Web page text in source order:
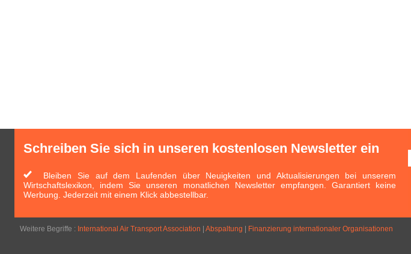
Schreiben Sie sich in unseren kostenlosen Newsletter ein
Bleiben Sie auf dem Laufenden über Neuigkeiten und Aktualisierungen bei unserem
Wirtschaftslexikon, indem Sie unseren monatlichen Newsletter empfangen. Garantiert keine
Werbung. Jederzeit mit einem Klick abbestellbar.
Weitere Begriffe : International Air Transport Association Abspaltung Finanzierung internationaler Organisationen